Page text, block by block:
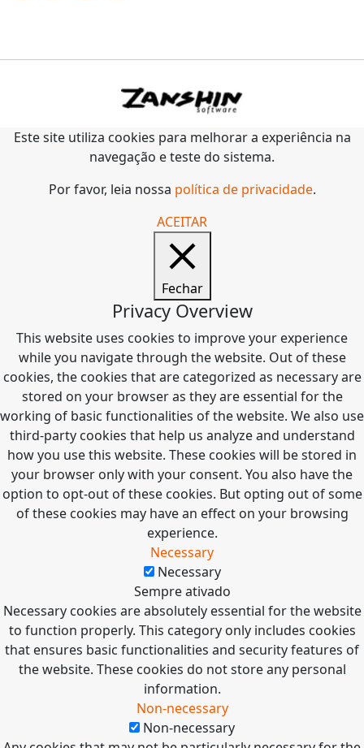
Este site utiliza cookies para melhorar a experiência na
navegação e teste do sistema.
Por favor, leia nossa política de privacidade.
ACEITAR
Fechar
Privacy Overview
This website uses cookies to improve your experience
while you navigate through the website. Out of these
cookies, the cookies that are categorized as necessary are
stored on your browser as they are essential for the
working of basic functionalities of the website. We also use
third-party cookies that help us analyze and understand
how you use this website. These cookies will be stored in
your browser only with your consent. You also have the
option to opt-out of these cookies. But opting out of some
of these cookies may have an effect on your browsing
experience.
Necessary
Necessary
Sempre ativado
Necessary cookies are absolutely essential for the website
to function properly. This category only includes cookies
that ensures basic functionalities and security features of
the website. These cookies do not store any personal
information.
Non-necessary
Non-necessary